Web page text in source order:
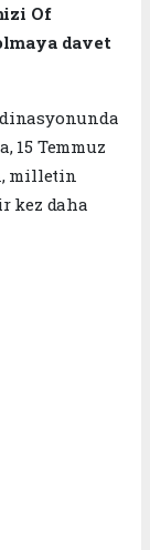
Of
davet
15 Temmuz
milletin
kez daha